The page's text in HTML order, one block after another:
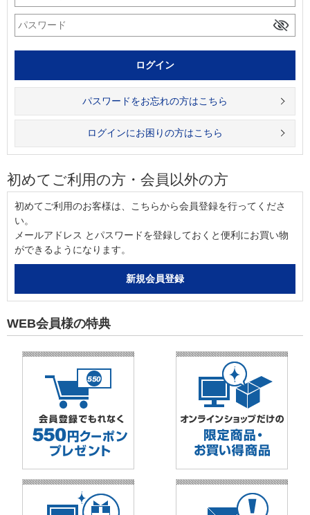
パスワードをお忘れの方はこちら
ログインにお困りの方はこちら
初めてご利用の方・会員以外の方
初めてご利用のお客様は、こちらから会員登録を行ってくださ
い。
メールアドレス とパスワードを登録しておくと便利にお買い物
ができるようになります。
WEB会員様の特典